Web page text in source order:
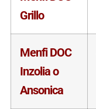
Grillo
Menfi DOC
Inzolia o
Ansonica